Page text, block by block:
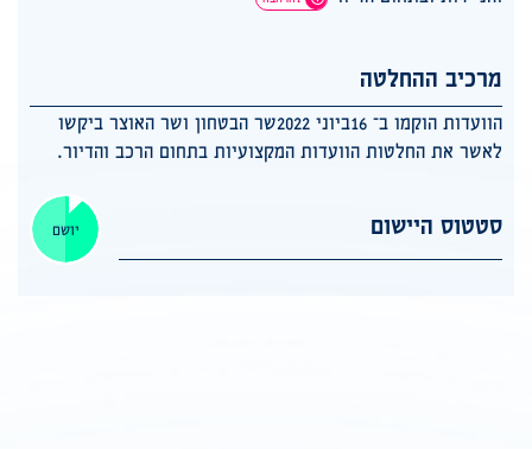
מרכיב ההחלטה
הוועדות הוקמו ב־ 16ביוני 2022שר הבטחון ושר האוצר ביקשו
לאשר את החלטות הוועדות המקצועיות בתחום הרכב והדיור.
סטטוס היישום יושם